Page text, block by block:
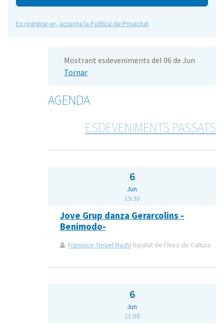
En registrar-se, accepta la Política de Privacitat
Mostrant esdeveniments del 06 de Jun
Tornar
AGENDA
ESDEVENIMENTS PASSATS
6
Jun
19:30
Jove Grup danza Gerarcolins -
Benimodo-
Francisco Teruel Machí Diputat de l'Àrea de Cultura
6
Jun
11:00